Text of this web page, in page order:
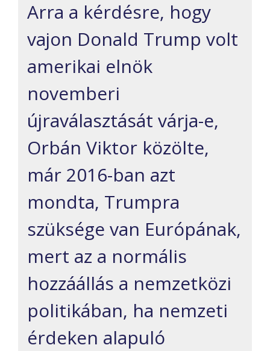
Arra a kérdésre, hogy
vajon Donald Trump volt
amerikai elnök
novemberi
újraválasztását várja-e,
Orbán Viktor közölte,
már 2016-ban azt
mondta, Trumpra
szüksége van Európának,
mert az a normális
hozzáállás a nemzetközi
politikában, ha nemzeti
érdeken alapuló